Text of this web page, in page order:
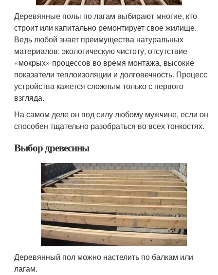
Деревянные полы по лагам выбирают многие, кто
строит или капитально ремонтирует свое жилище.
Ведь любой знает преимущества натуральных
материалов: экологическую чистоту, отсутствие
«мокрых» процессов во время монтажа, высокие
показатели теплоизоляции и долговечность. Процесс
устройства кажется сложным только с первого
взгляда.
На самом деле он под силу любому мужчине, если он
способен тщательно разобраться во всех тонкостях.
Выбор древесины
Деревянный пол можно настелить по балкам или
лагам.